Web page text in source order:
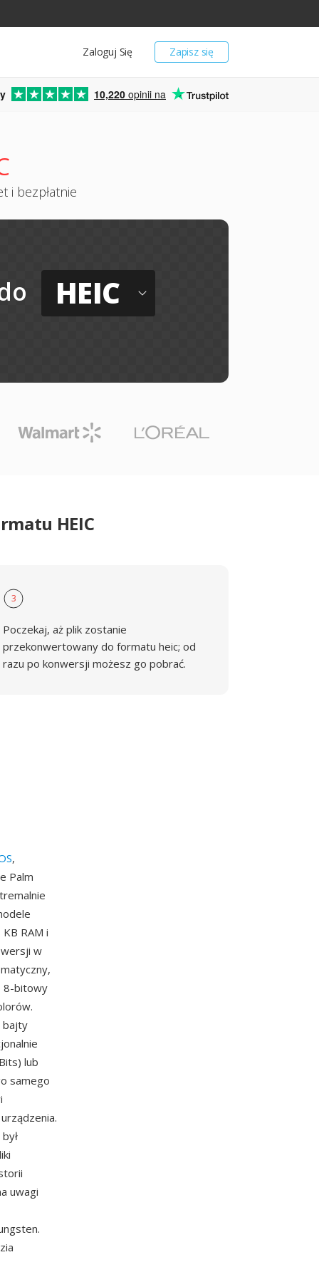
Zapisz się
Zaloguj Się
10,220 opinii na
i bezpłatnie
HEIC
HEIC
3
Poczekaj, aż plik zostanie
przekonwertowany do formatu heic; od
razu po konwersji możesz go pobrać.
,
Palm
RAM i
w
8-bitowy
bajty
lub
samego
uwagi